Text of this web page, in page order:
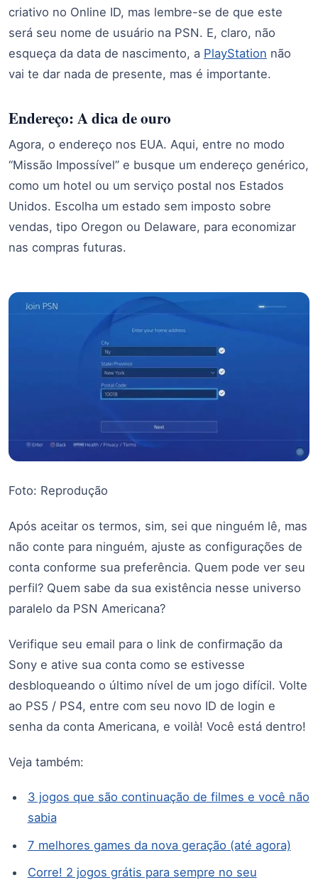
criativo no Online ID, mas lembre-se de que este
será seu nome de usuário na PSN. E, claro, não
esqueça da data de nascimento, a PlayStation não
vai te dar nada de presente, mas é importante.
Endereço: A dica de ouro
Agora, o endereço nos EUA. Aqui, entre no modo
“Missão Impossível” e busque um endereço genérico,
como um hotel ou um serviço postal nos Estados
Unidos. Escolha um estado sem imposto sobre
vendas, tipo Oregon ou Delaware, para economizar
nas compras futuras.
Foto: Reprodução
Após aceitar os termos, sim, sei que ninguém lê, mas
não conte para ninguém, ajuste as configurações de
conta conforme sua preferência. Quem pode ver seu
perfil? Quem sabe da sua existência nesse universo
paralelo da PSN Americana?
Verifique seu email para o link de confirmação da
Sony e ative sua conta como se estivesse
desbloqueando o último nível de um jogo difícil. Volte
ao PS5 / PS4, entre com seu novo ID de login e
senha da conta Americana, e voilà! Você está dentro!
Veja também:
3 jogos que são continuação de filmes e você não
sabia
7 melhores games da nova geração (até agora)
Corre! 2 jogos grátis para sempre no seu